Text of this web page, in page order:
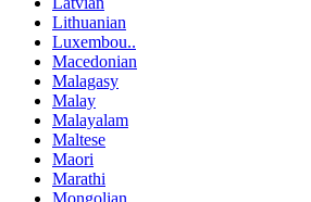
Lithuanian
Luxembou..
Macedonian
Malagasy
Malay
Malayalam
Maltese
Maori
Marathi